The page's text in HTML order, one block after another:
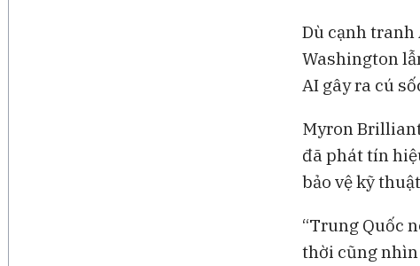
Dù cạnh tranh
Washington
AI gây ra cú
Myron
đã phát tín
bảo vệ kỹ
“Trung Quốc
thời cũng nhìn